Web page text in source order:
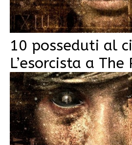
10 posseduti al
L’esorcista a The